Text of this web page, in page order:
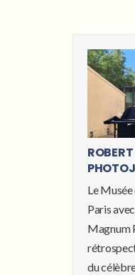
Le
Paris
Magnum
du